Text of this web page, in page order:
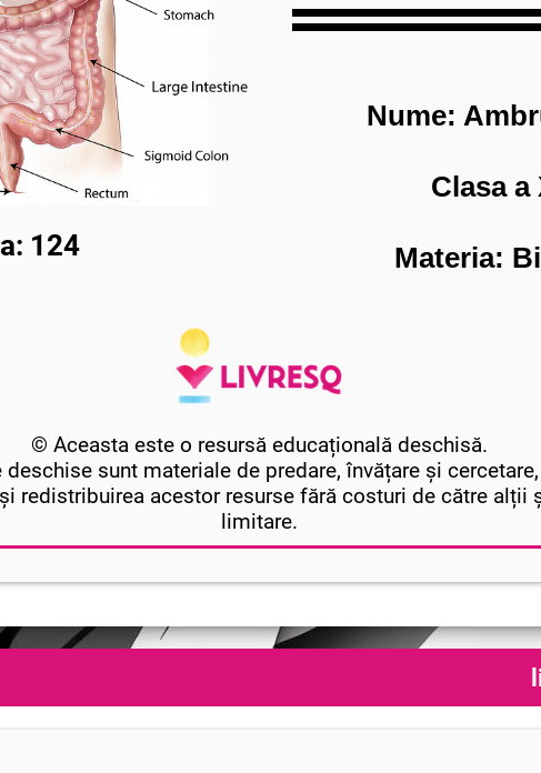
124
Nume:
Clasa a
Materia:
© Aceasta este o resursă educațională deschisă.
sunt materiale de predare, învățare și
redistribuirea acestor resurse fără costuri de către alții
limitare.